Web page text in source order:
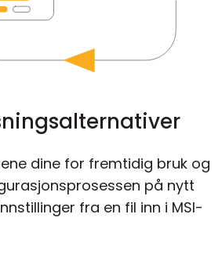
dine for fremtidig bruk og
på nytt
fra en fil inn i MSI-